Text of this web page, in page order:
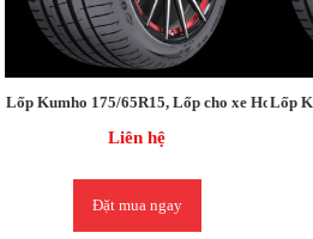
Lốp Kumho 175/65R15, Lốp cho xe Honda
Liên hệ
Đặt mua ngay
Lốp